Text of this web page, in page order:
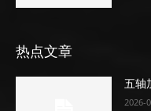
热点文章
五轴
2026-